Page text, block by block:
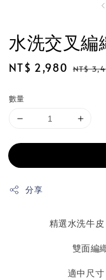
水洗交叉
Sale
NT$ 2,980 NT$
數量
分享
精選水洗牛
雙面編
適中尺